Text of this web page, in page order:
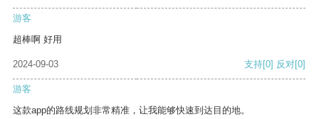
游客
超棒啊 好用
2024-09-03 支持[0] 反对[0]
游客
这款app的路线规划非常精准，让我能够快速到达目的地。